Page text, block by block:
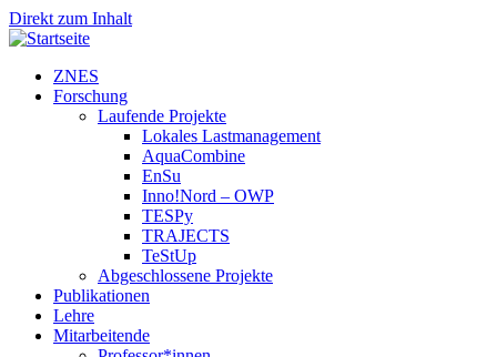
Direkt zum Inhalt
ZNES
Forschung
Laufende Projekte
Lokales Lastmanagement
AquaCombine
EnSu
Inno!Nord – OWP
TESPy
TRAJECTS
TeStUp
Abgeschlossene Projekte
Publikationen
Lehre
Mitarbeitende